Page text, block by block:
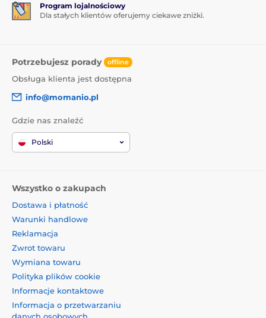
Program lojalnościowy
Dla stałych klientów oferujemy ciekawe zniżki.
Potrzebujesz porady offline
Obsługa klienta jest dostępna
info@momanio.pl
Gdzie nas znaleźć
Polski
Wszystko o zakupach
Dostawa i płatność
Warunki handlowe
Reklamacja
Zwrot towaru
Wymiana towaru
Polityka plików cookie
Informacje kontaktowe
Informacja o przetwarzaniu